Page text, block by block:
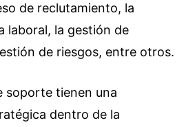
de reclutamiento, la
laboral, la gestión de
de riesgos, entre otros.
soporte tienen una
dentro de la